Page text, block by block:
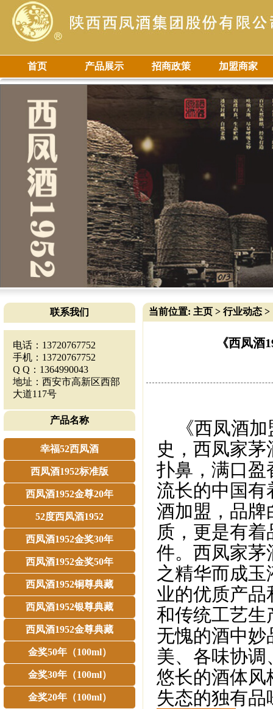
首页 产品展示 招商政策 加盟商家
联系我们
电话：13720767752
手机：13720767752
Q Q：1364990043
地址：西安市高新区西部
大道117号
产品名称
幸福52西凤酒
西凤酒1952标准版
西凤酒1952金尊20年
52度西凤酒1952
西凤酒1952金奖30年
西凤酒1952金奖50年
西凤酒1952铜尊典藏
西凤酒1952银尊典藏
西凤酒1952金尊典藏
金奖50年（100ml）
金奖30年（100ml）
金奖20年（100ml）
当前位置: 主页 > 行业动态 >
《西凤
《西凤酒加
史，西凤家
扑鼻，满口盈
流长的中国有
酒加盟，品牌
质，更是有
件。西凤家茅
之精华而成
业的优质产
和传统工艺生
无愧的酒中
美、各味协
悠长的酒体风
失态的独有